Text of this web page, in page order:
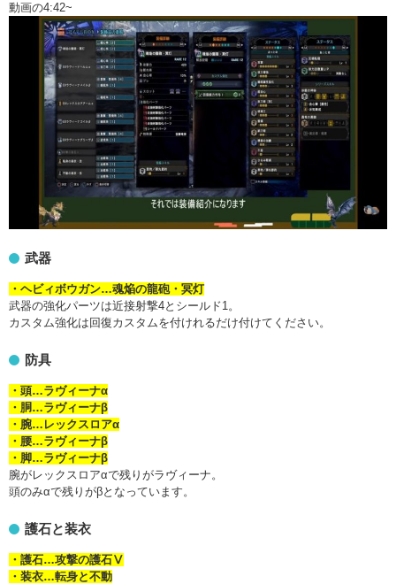
動画の4:42~
武器
・ヘビィボウガン…魂焔の龍砲・冥灯
武器の強化パーツは近接射撃4とシールド1。
カスタム強化は回復カスタムを付けれるだけ付けてください。
防具
・頭…ラヴィーナα
・胴…ラヴィーナβ
・腕…レックスロアα
・腰…ラヴィーナβ
・脚…ラヴィーナβ
腕がレックスロアαで残りがラヴィーナ。
頭のみαで残りがβとなっています。
護石と装衣
・護石…攻撃の護石Ⅴ
・装衣…転身と不動